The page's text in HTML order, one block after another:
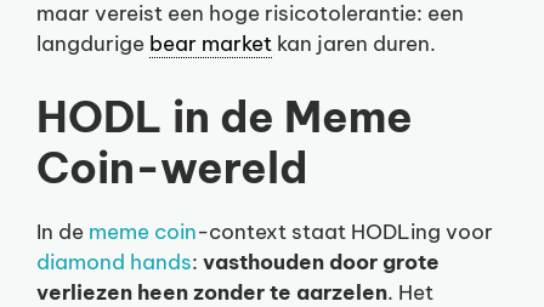
maar vereist een hoge risicotolerantie: een
langdurige bear market kan jaren duren.
HODL in de Meme
Coin-wereld
In de meme coin-context staat HODLing voor
diamond hands: vasthouden door grote
verliezen heen zonder te aarzelen. Het